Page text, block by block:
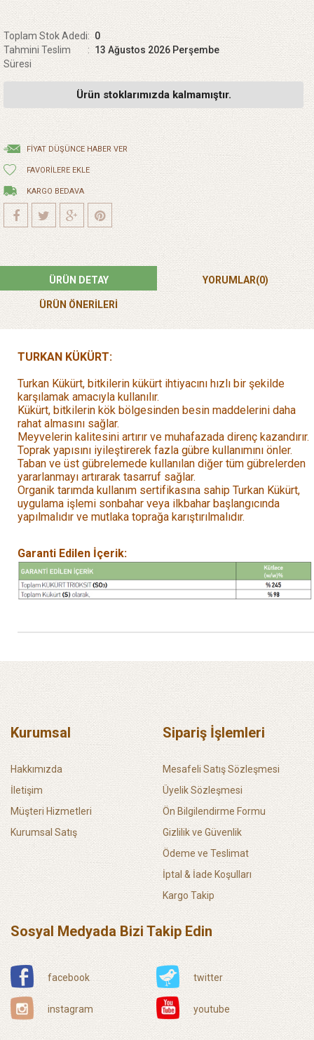
Toplam Stok Adedi: 0
Tahmini Teslim
Süresi
: 13 Ağustos 2026 Perşembe
Ürün stoklarımızda kalmamıştır.
FIYAT DÜŞÜNCE HABER VER
FAVORILERE EKLE
KARGO BEDAVA
ÜRÜN DETAY YORUMLAR(0)
ÜRÜN ÖNERILERI
TURKAN KÜKÜRT:
Turkan Kükürt, bitkilerin kükürt ihtiyacını hızlı bir şekilde
karşılamak amacıyla kullanılır.
Kükürt, bitkilerin kök bölgesinden besin maddelerini daha
rahat almasını sağlar.
Meyvelerin kalitesini artırır ve muhafazada direnç kazandırır.
Toprak yapısını iyileştirerek fazla gübre kullanımını önler.
Taban ve üst gübrelemede kullanılan diğer tüm gübrelerden
yararlanmayı artırarak tasarruf sağlar.
Organik tarımda kullanım sertifikasına sahip Turkan Kükürt,
uygulama işlemi sonbahar veya ilkbahar başlangıcında
yapılmalıdır ve mutlaka toprağa karıştırılmalıdır.
Garanti Edilen İçerik:
Kurumsal
Hakkımızda
İletişim
Müşteri Hizmetleri
Kurumsal Satış
Sipariş İşlemleri
Mesafeli Satış Sözleşmesi
Üyelik Sözleşmesi
Ön Bilgilendirme Formu
Gizlilik ve Güvenlik
Ödeme ve Teslimat
İptal & İade Koşulları
Kargo Takip
Sosyal Medyada Bizi Takip Edin
facebook twitter
instagram youtube